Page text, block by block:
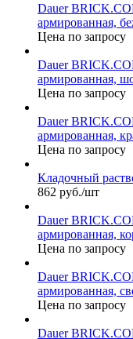
Dauer
армированная,
Цена по запросу
Dauer
армированная,
Цена по запросу
Dauer
армированная,
Цена по запросу
Кладочный
862 руб./шт
Dauer
армированная,
Цена по запросу
Dauer
армированная,
Цена по запросу
Dauer